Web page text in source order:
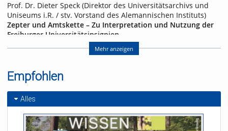
Prof. Dr. Dieter Speck (Direktor des Universitätsarchivs und
Uniseums i.R. / stv. Vorstand des Alemannischen Instituts)
Zepter und Amtskette – Zu Interpretation und Nutzung der
Freiburger Universitätsinsignien
Die Universität Freiburg ist als moderne und forschungsstarke
alte Geschichte und Tradition, auf der Homepage der
Universität ist fast nichts davon zu finden. Zepter und Siegel
spätmittelalterlichen Universität und auch
Alleinstellungsmerkmale, die Freiburg von zahllosen anderen
Universitäten unterscheidet. Freiburg gehört zu diesem
kleinen und erlauchten Kreis von Universitäten mit
Mehr anzeigen
Empfohlen
Alles